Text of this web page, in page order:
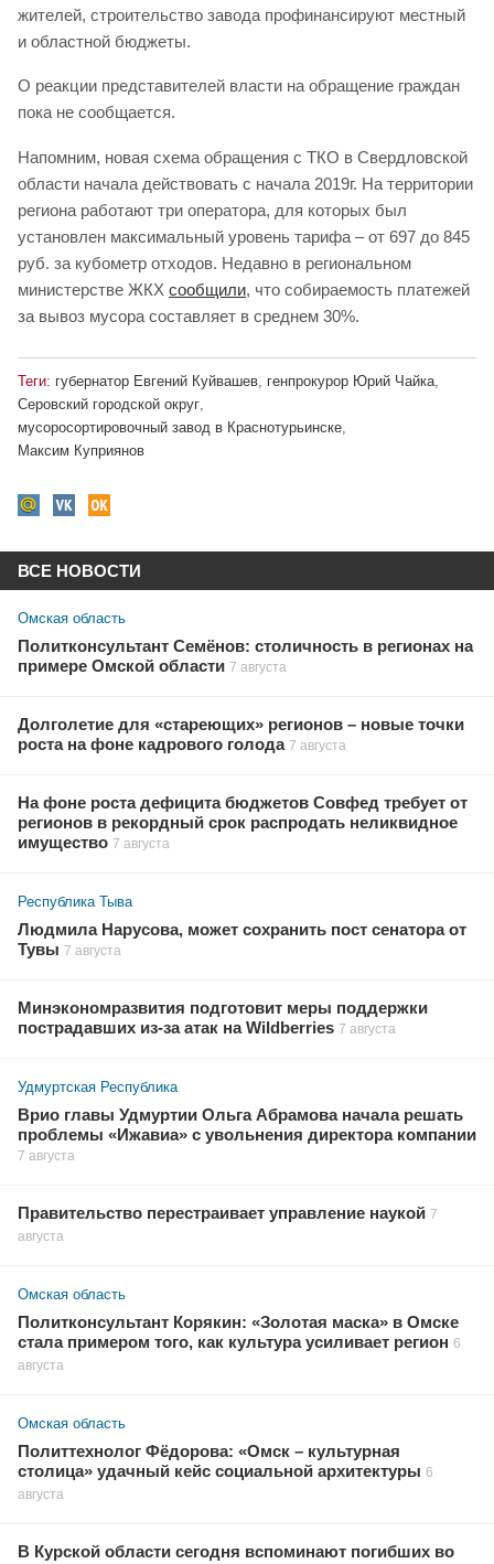
жителей, строительство завода профинансируют местный
и областной бюджеты.
О реакции представителей власти на обращение граждан
пока не сообщается.
Напомним, новая схема обращения с ТКО в Свердловской
области начала действовать с начала 2019г. На территории
региона работают три оператора, для которых был
установлен максимальный уровень тарифа – от 697 до 845
руб. за кубометр отходов. Недавно в региональном
министерстве ЖКХ сообщили, что собираемость платежей
за вывоз мусора составляет в среднем 30%.
Теги: губернатор Евгений Куйвашев генпрокурор Юрий Чайка
Серовский городской округ,
мусоросортировочный завод в Краснотурьинске,
Максим Куприянов
ВСЕ НОВОСТИ
Омская область
Политконсультант Семёнов: столичность в регионах на
примере Омской области 7 августа
Долголетие для «стареющих» регионов – новые точки
роста на фоне кадрового голода 7 августа
На фоне роста дефицита бюджетов Совфед требует от
регионов в рекордный срок распродать неликвидное
имущество 7 августа
Республика Тыва
Людмила Нарусова, может сохранить пост сенатора от
Тувы 7 августа
Минэкономразвития подготовит меры поддержки
пострадавших из-за атак на Wildberries 7 августа
Удмуртская Республика
Врио главы Удмуртии Ольга Абрамова начала решать
проблемы «Ижавиа» с увольнения директора компании
7 августа
Правительство перестраивает управление наукой 7
августа
Омская область
Политконсультант Корякин: «Золотая маска» в Омске
стала примером того, как культура усиливает регион 6
августа
Омская область
Политтехнолог Фёдорова: «Омск – культурная
столица» удачный кейс социальной архитектуры 6
августа
В Курской области сегодня вспоминают погибших во